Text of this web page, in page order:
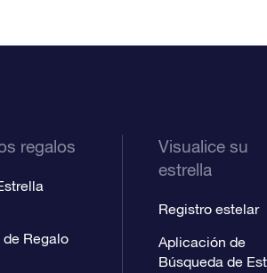
regalos
de Regalo
Visualice su
estrella
Registro estelar
Aplicación de
Búsqueda de